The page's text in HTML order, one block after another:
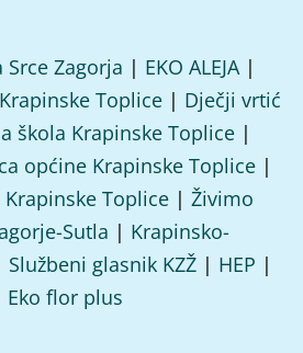
Zagorja | EKO ALEJA|
Toplice | Dječji vrtić
škola Krapinske Toplice |
općine Krapinske Toplice |
Toplice | Živimo
Sutla | Krapinsko-
Službeni glasnik KZŽ | HEP |
Eko flor plus